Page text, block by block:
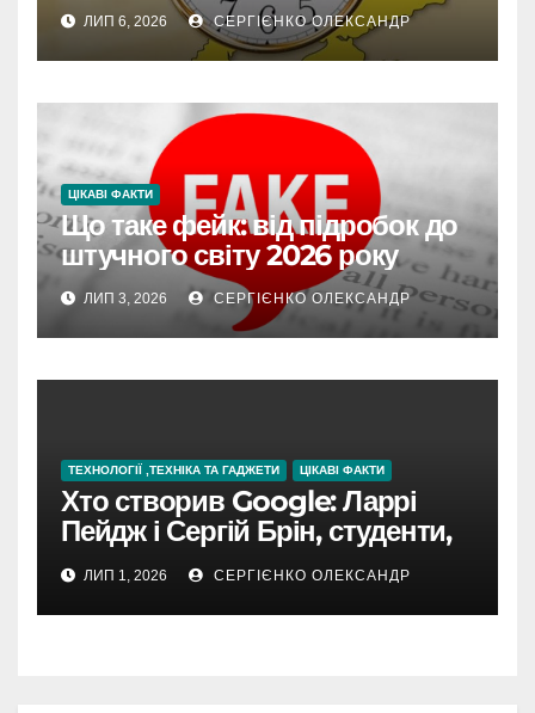
ЛИП 6, 2026 СЕРГІЄНКО ОЛЕКСАНДР
ЦІКАВІ ФАКТИ
Що таке фейк: від підробок до
штучного світу 2026 року
ЛИП 3, 2026 СЕРГІЄНКО ОЛЕКСАНДР
ТЕХНОЛОГІЇ ,ТЕХНІКА ТА ГАДЖЕТИ ЦІКАВІ ФАКТИ
Хто створив Google: Ларрі
Пейдж і Сергій Брін, студенти,
чия ідея підкорила інтернет
ЛИП 1, 2026 СЕРГІЄНКО ОЛЕКСАНДР